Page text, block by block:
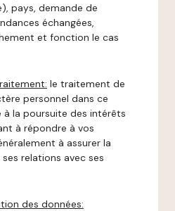
pays, demande de
échangées,
et fonction le cas
le traitement de
personnel dans ce
à la poursuite des intérêts
à répondre à vos
à assurer la
relations avec ses
des données: